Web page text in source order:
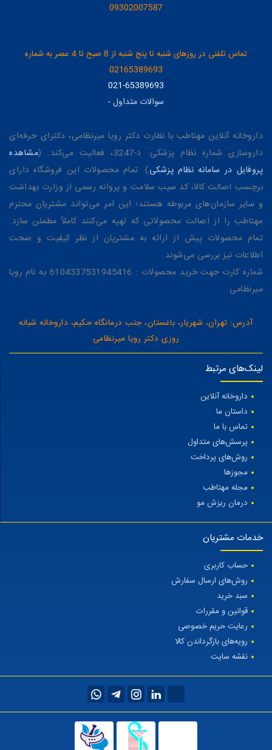
09302007587
تماس تلفنی در روزهای شنبه تا پنج شنبه از 8 صبح تا 4 عصر به شماره
02165389693
021-65389693
سوالات متداول-
داروخانه آنلاین مهتاطب با نظارت دکتر رویا میرنظامی، دکترای حرفه‌ای
داروسازی شماره نظام پزشکی: د-3247، فعالیت می‌کند. (
مشاهده
پروفایل در سامانه نظام پزشکی). تمام محصولات این فروشگاه دارای
برچسب اصالت کالا، کد سیب سلامت و پروانه رسمی از وزارت بهداشت
و سایر سازمان‌های مربوطه هستند؛ این امر می‌تواند مشتریان محترم
مهتاطب را از اصالت محصولاتی که تهیه می‌کنند کاملاً مطمئن سازد.
تمام محصولات پیش از ارائه به مشتریان از نظر کیفیت و صحت
اطلاعات نیز بررسی می‌شوند.
شماره کارت جهت خرید محصولات : 6104337531945416 به نام رویا
میرنظامی
آدرس: تهران، شهریار، باغستان، جنب درمانگاه حکیم، داروخانه شبانه
روزی دکتر رویا میرنظامی
لینک‌های مرتبط
داروخانه آنلاین
داستان ما
تماس با ما
پرسش‌های متداول
روش‌های پرداخت
مجوزها
مجله مهتاطب
درمان ریزش مو
خدمات مشتریان
حساب کاربری
روش‌های ارسال سفارش
سبد خرید
قوانین و مقررات
رعایت حریم خصوصی
رویه‌های بازگرداندن کالا
نقشه سایت